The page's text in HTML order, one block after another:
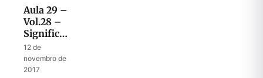
Aula 29 –
Vol.28 –
Significado
dos
ataques a
Jerusalém
12 de
novembro de
2017